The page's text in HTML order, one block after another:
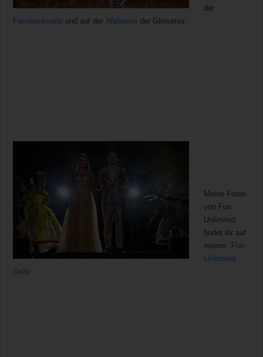
der
Facebookseite und auf derWebseite der Gleisenia.
Meine Fotos
von Fun
Unlimited
findet ihr auf
meiner
Fun
Unlimited
Seite